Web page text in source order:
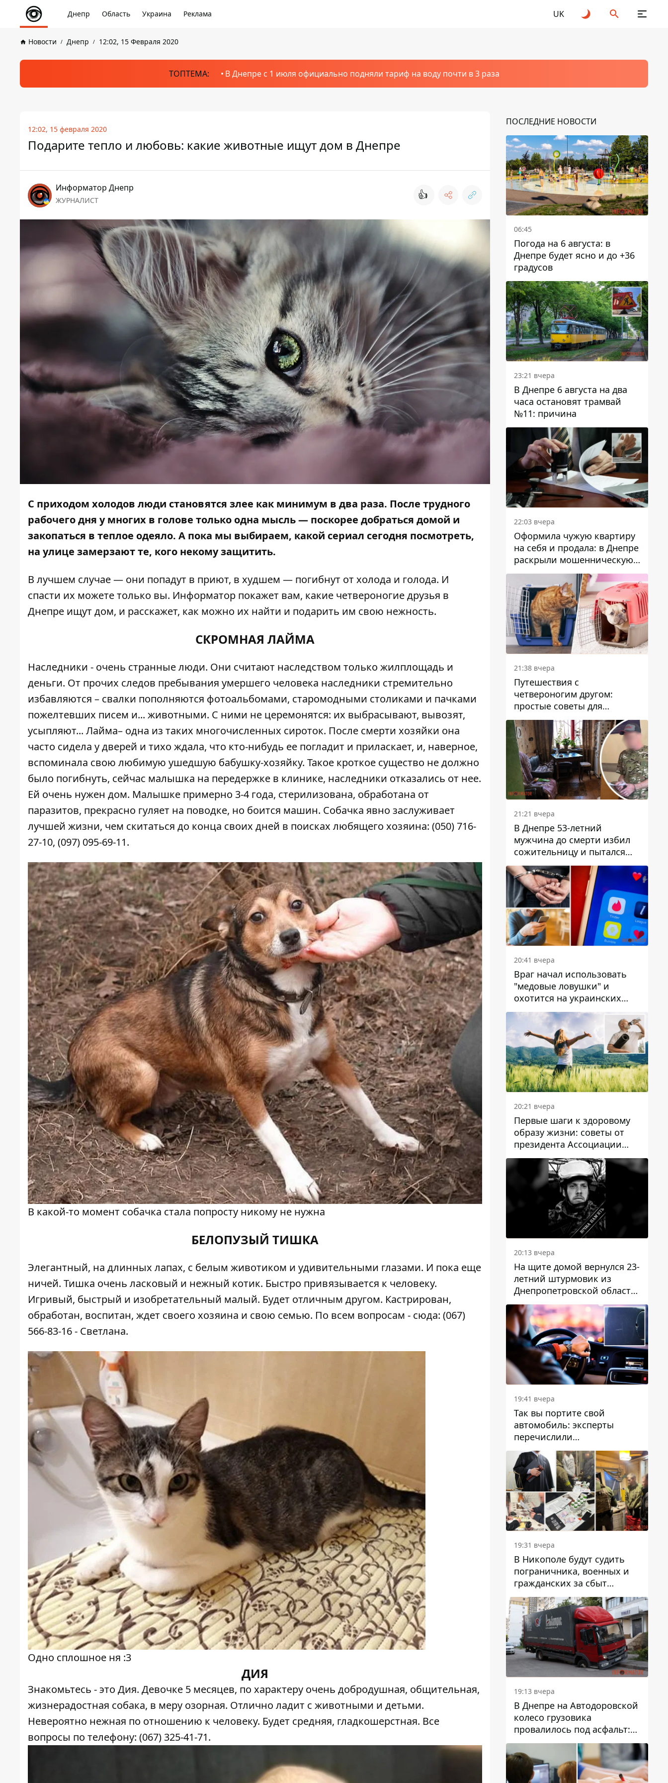
Днепр Область Украина Реклама UK
Новости Днепр 12:02, 15 Февраля 2020
ТОПТЕМА: В Днепре с 1 июля официально подняли тариф на воду почти в 3 раза
12:02, 15 февраля 2020
Подарите тепло и любовь: какие животные ищут дом в Днепре
Информатор Днепр
ЖУРНАЛИСТ 👍
С приходом холодов люди становятся злее как минимум в два раза. После трудного
рабочего дня у многих в голове только одна мысль — поскорее добраться домой и
закопаться в теплое одеяло. А пока мы выбираем, какой сериал сегодня посмотреть,
на улице замерзают те, кого некому защитить.
В лучшем случае — они попадут в приют, в худшем — погибнут от холода и голода. И
спасти их можете только вы. Информатор покажет вам, какие четвероногие друзья в
Днепре ищут дом, и расскажет, как можно их найти и подарить им свою нежность.
СКРОМНАЯ ЛАЙМА
Наследники - очень странные люди. Они считают наследством только жилплощадь и
деньги. От прочих следов пребывания умершего человека наследники стремительно
избавляются – свалки пополняются фотоальбомами, старомодными столиками и пачками
пожелтевших писем и... животными. С ними не церемонятся: их выбрасывают, вывозят,
усыпляют... Лайма– одна из таких многочисленных сироток. После смерти хозяйки она
часто сидела у дверей и тихо ждала, что кто-нибудь ее погладит и приласкает, и, наверное,
вспоминала свою любимую ушедшую бабушку-хозяйку. Такое кроткое существо не должно
было погибнуть, сейчас малышка на передержке в клинике, наследники отказались от нее.
Ей очень нужен дом. Малышке примерно 3-4 года, стерилизована, обработана от
паразитов, прекрасно гуляет на поводке, но боится машин. Собачка явно заслуживает
лучшей жизни, чем скитаться до конца своих дней в поисках любящего хозяина: (050) 716-
27-10, (097) 095-69-11.
В какой-то момент собачка стала попросту никому не нужна
БЕЛОПУЗЫЙ ТИШКА
Элегантный, на длинных лапах, с белым животиком и удивительными глазами. И пока еще
ничей. Тишка очень ласковый и нежный котик. Быстро привязывается к человеку.
Игривый, быстрый и изобретательный малый. Будет отличным другом. Кастрирован,
обработан, воспитан, ждет своего хозяина и свою семью. По всем вопросам - сюда: (067)
566-83-16 - Светлана.
Одно сплошное ня :3
ДИЯ
Знакомьтесь - это Дия. Девочке 5 месяцев, по характеру очень добродушная, общительная,
жизнерадостная собака, в меру озорная. Отлично ладит с животными и детьми.
Невероятно нежная по отношению к человеку. Будет средняя, гладкошерстная. Все
вопросы по телефону: (067) 325-41-71.
ПОСЛЕДНИЕ НОВОСТИ
06:45
Погода на 6 августа: в
Днепре будет ясно и до +36
градусов
23:21 вчера
В Днепре 6 августа на два
часа остановят трамвай
№11: причина
22:03 вчера
Оформила чужую квартиру
на себя и продала: в Днепре
раскрыли мошенническую
схему с недвижимостью
21:38 вчера
Путешествия с
четвероногим другом:
простые советы для
поездок с животными
21:21 вчера
В Днепре 53-летний
мужчина до смерти избил
сожительницу и пытался
скрыть преступление:
детали
20:41 вчера
Враг начал использовать
"медовые ловушки" и
охотится на украинских
военнослужащих
20:21 вчера
Первые шаги к здоровому
образу жизни: советы от
президента Ассоциации
диетологов Украины
20:13 вчера
На щите домой вернулся 23-
летний штурмовик из
Днепропетровской области
Богдан Бескровный
19:41 вчера
Так вы портите свой
автомобиль: эксперты
перечислили
распространенные
привычки водителей,
которые на самом деле
вредят машине
19:31 вчера
В Никополе будут судить
пограничника, военных и
гражданских за сбыт
психотропов
19:13 вчера
В Днепре на Автодоровской
колесо грузовика
провалилось под асфальт:
движение заблокировано